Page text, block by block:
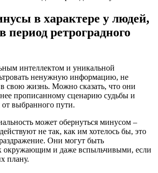
в характере у людей,
период ретроградного
интеллектом и уникальной
ненужную информацию, не
в свою жизнь. Можно сказать, что они
прописанному сценарию судьбы и
от выбранного пути.
может обернуться минусом –
не так, как им хотелось бы, это
Они могут быть
окружающим и даже вспыльчивыми, если
плану.